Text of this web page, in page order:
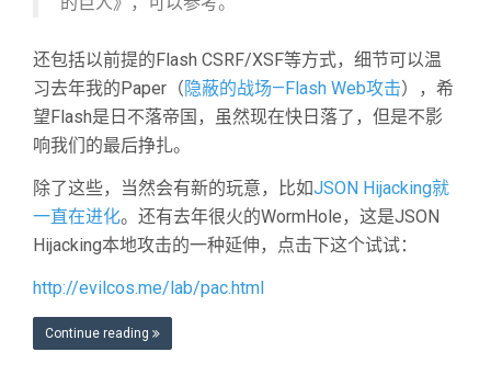
还包括以前提的Flash CSRF/XSF等方式，细节可以温
习去年我的Paper（隐蔽的战场—Flash Web攻击），希
望Flash是日不落帝国，虽然现在快日落了，但是不影
响我们的最后挣扎。
除了这些，当然会有新的玩意，比如JSON Hijacking就
一直在进化。还有去年很火的WormHole，这是JSON
Hijacking本地攻击的一种延伸，点击下这个试试：
http://evilcos.me/lab/pac.html
Continue reading